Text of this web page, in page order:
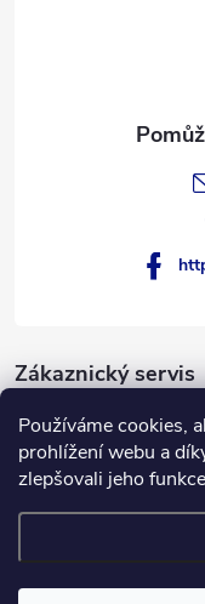
Používáme cookies,
prohlížení webu a
zlepšovali jeho
Zákaznický servis
Novinky
Hafico.cz